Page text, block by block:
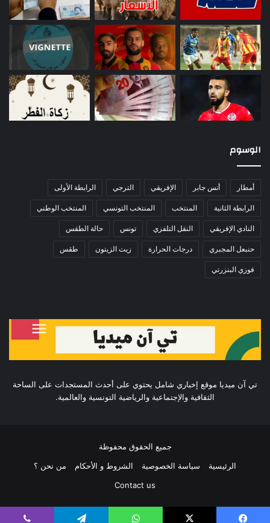
الوسوم
أمطار أنس جابر الإفريقي الترجي الرابطة الأولى
الرابطة الثانية المنتخب المنتخب التونسي المنتخب الوطني
النادي الإفريقي النقل التلفزي تونس حالة الطقس
حنبعل المجبري درجات الحرارة زيت الزيتون طقس
فوزي البنزرتي
تي آن ميديا موقع إخباري شامل يحتوي على أحدث المستجدات على الساحة
الثقافية والإجتماعية والرياضية التونسية والعالمية.
جميع الحقوق محفوظة
الرئيسية
سياسة الخصوصية الشروط و الأحكام
من نحن ؟
Contact us